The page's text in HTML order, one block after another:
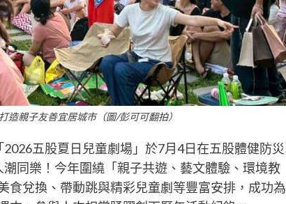
造親子友善宜居城市（圖/彭可可翻拍）
五股夏日兒童劇場」於7月4日在五股體健防災
同樂！今年圍繞「親子共遊、藝文體驗、環境教
食兌換、帶動跳與精彩兒童劇等豐富安排，成功為